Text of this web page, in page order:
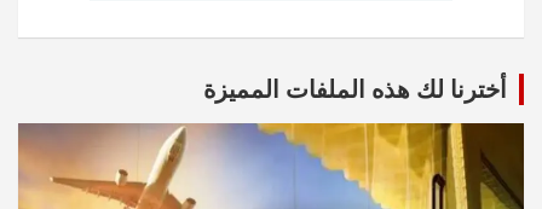
أخترنا لك هذه الملفات المميزة